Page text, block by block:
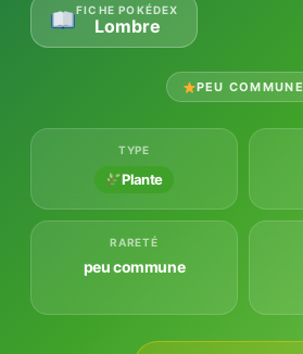
FICHE POKÉDEX
Lombre
PEU COMMUNE
TYPE
Plante
RARETÉ
peu commune